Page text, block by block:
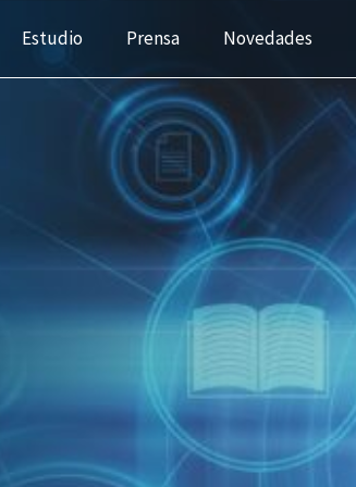
Estudio Prensa Novedades